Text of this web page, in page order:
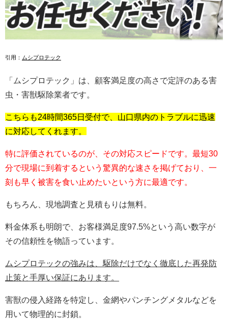
引用： ムシプロテック
「ムシプロテック」は、顧客満足度の高さで定評のある害
虫・害獣駆除業者です。
こちらも24時間365日受付で、山口県内のトラブルに迅速
に対応してくれます。
特に評価されているのが、その対応スピードです。最短30
分で現場に到着するという驚異的な速さを掲げており、一
刻も早く被害を食い止めたいという方に最適です。
もちろん、現地調査と見積もりは無料。
料金体系も明朗で、お客様満足度97.5%という高い数字が
その信頼性を物語っています。
ムシプロテックの強みは、駆除だけでなく徹底した再発防
止策と手厚い保証にあります。
害獣の侵入経路を特定し、金網やパンチングメタルなどを
用いて物理的に封鎖。